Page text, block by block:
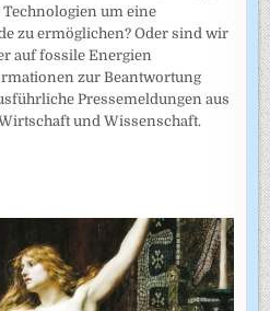
um eine
zu ermöglichen? Oder sind wir
auf fossile Energien
zur Beantwortung
Pressemeldungen aus
und Wissenschaft.